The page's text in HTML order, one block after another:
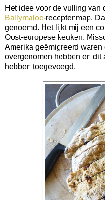
Het idee voor de vulling van
Ballymaloe-receptenmap.
genoemd. Het lijkt mij een
Oost-europese keuken.
Amerika geëmigreerd waren
overgenomen hebben en dit
hebben toegevoegd.